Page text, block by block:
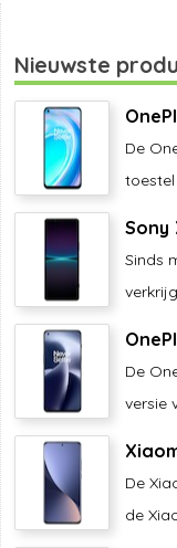
Nieuwste
De
toestel
Sony
Sinds
De
versie
De
de